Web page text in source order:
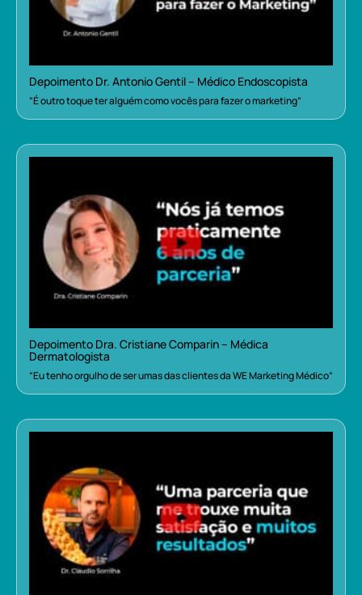
Depoimento Dr. Antonio Gentil – Médico Endoscopista
“É outro toque ter alguém como vocês para fazer o marketing”
Depoimento Dra. Cristiane Comparin – Médica
Dermatologista
“Eu tenho orgulho de ser umas das clientes da WE Marketing Médico”